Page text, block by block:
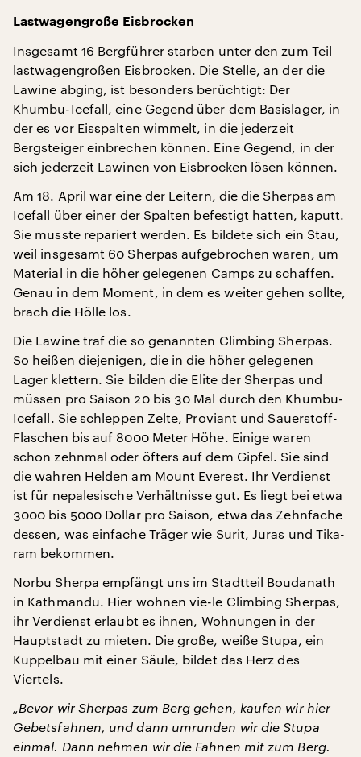
Lastwagengroße Eisbrocken
Insgesamt 16 Bergführer starben unter den zum Teil
lastwagengroßen Eisbrocken. Die Stelle, an der die
Lawine abging, ist besonders berüchtigt: Der
Khumbu-Icefall, eine Gegend über dem Basislager, in
der es vor Eisspalten wimmelt, in die jederzeit
Bergsteiger einbrechen können. Eine Gegend, in der
sich jederzeit Lawinen von Eisbrocken lösen können.
Am 18. April war eine der Leitern, die die Sherpas am
Icefall über einer der Spalten befestigt hatten, kaputt.
Sie musste repariert werden. Es bildete sich ein Stau,
weil insgesamt 60 Sherpas aufgebrochen waren, um
Material in die höher gelegenen Camps zu schaffen.
Genau in dem Moment, in dem es weiter gehen sollte,
brach die Hölle los.
Die Lawine traf die so genannten Climbing Sherpas.
So heißen diejenigen, die in die höher gelegenen
Lager klettern. Sie bilden die Elite der Sherpas und
müssen pro Saison 20 bis 30 Mal durch den Khumbu-
Icefall. Sie schleppen Zelte, Proviant und Sauerstoff-
Flaschen bis auf 8000 Meter Höhe. Einige waren
schon zehnmal oder öfters auf dem Gipfel. Sie sind
die wahren Helden am Mount Everest. Ihr Verdienst
ist für nepalesische Verhältnisse gut. Es liegt bei etwa
3000 bis 5000 Dollar pro Saison, etwa das Zehnfache
dessen, was einfache Träger wie Surit, Juras und Tika-
ram bekommen.
Norbu Sherpa empfängt uns im Stadtteil Boudanath
in Kathmandu. Hier wohnen vie-le Climbing Sherpas,
ihr Verdienst erlaubt es ihnen, Wohnungen in der
Hauptstadt zu mieten. Die große, weiße Stupa, ein
Kuppelbau mit einer Säule, bildet das Herz des
Viertels.
„Bevor wir Sherpas zum Berg gehen, kaufen wir hier
Gebetsfahnen, und dann umrunden wir die Stupa
einmal. Dann nehmen wir die Fahnen mit zum Berg.